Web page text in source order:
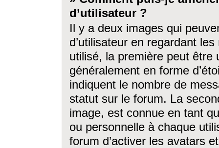
d’utilisateur ?
Il y a deux images qui
d’utilisateur en regardant
utilisé, la première peut être
généralement en forme
indiquent le nombre de
statut sur le forum. La
image, est connue en tant
ou personnelle à chaque
forum d’activer les avatars